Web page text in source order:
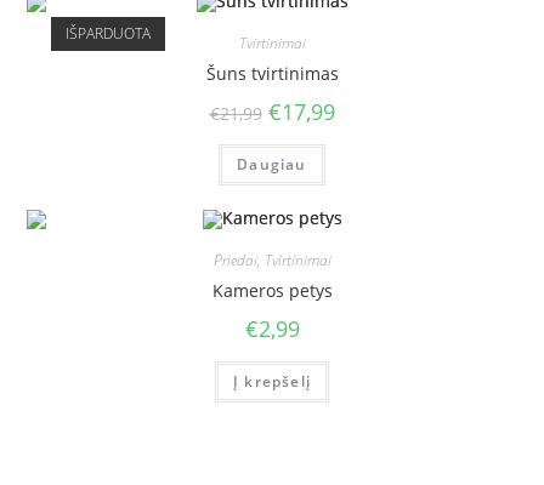
IŠPARDUOTA Tvirtinimai
Šuns tvirtinimas
€21,99 €17,99
Daugiau
Priedai, Tvirtinimai
Kameros petys
€2,99
Į krepšelį